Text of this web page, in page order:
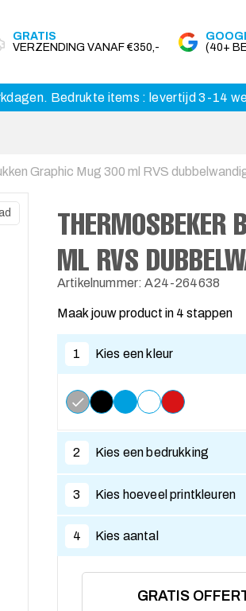
GRATIS
VERZENDING VANAF €350,-
(40+
Bedrukte items : levertijd 3-14
Graphic Mug 300 ml RVS
THERMOSBEKER
ML RVS
Artikelnummer: A24-264638
Maak jouw product in 4 stappen
1 Kies een kleur
2 Kies een bedrukking
3 Kies hoeveel printkleuren
4 Kies aantal
GRATIS